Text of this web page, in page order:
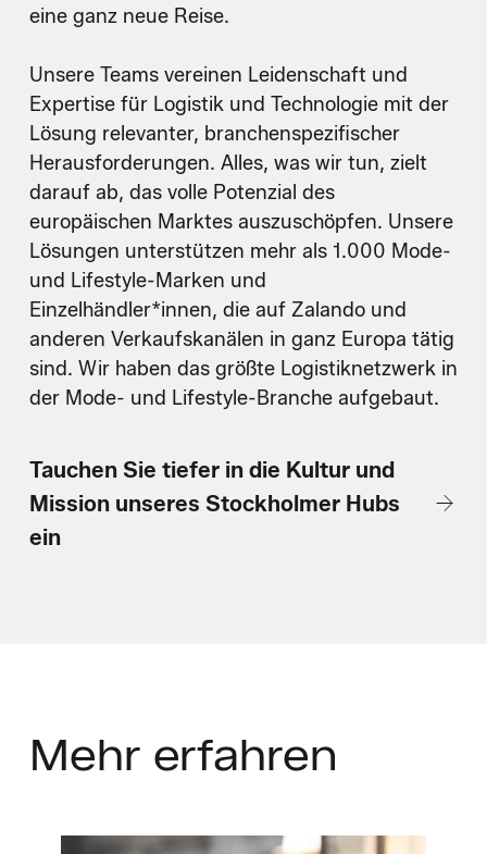
eine ganz neue Reise.
Unsere Teams vereinen Leidenschaft und
Expertise für Logistik und Technologie mit der
Lösung relevanter, branchenspezifischer
Herausforderungen. Alles, was wir tun, zielt
darauf ab, das volle Potenzial des
europäischen Marktes auszuschöpfen. Unsere
Lösungen unterstützen mehr als 1.000 Mode-
und Lifestyle-Marken und
Einzelhändler*innen, die auf Zalando und
anderen Verkaufskanälen in ganz Europa tätig
sind. Wir haben das größte Logistiknetzwerk in
der Mode- und Lifestyle-Branche aufgebaut.
Tauchen Sie tiefer in die Kultur und
Mission unseres Stockholmer Hubs
ein
Mehr erfahren